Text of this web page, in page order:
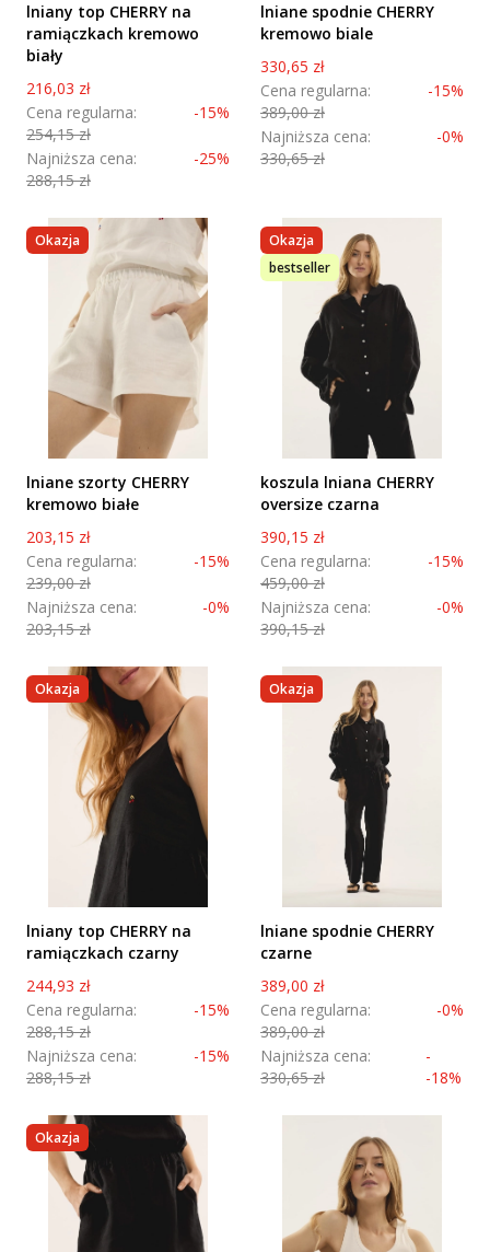
lniany top CHERRY na
ramiączkach kremowo
biały
Cena promocyjna
216,03 zł
Cena regularna:
254,15 zł
-15%
Najniższa cena:
288,15 zł
-25%
lniane spodnie CHERRY
kremowo biale
Cena promocyjna
330,65 zł
Cena regularna:
389,00 zł
-15%
Najniższa cena:
330,65 zł
-0%
Okazja
lniane szorty CHERRY
kremowo białe
Cena promocyjna
203,15 zł
Cena regularna:
239,00 zł
-15%
Najniższa cena:
203,15 zł
-0%
Okazja
bestseller
koszula lniana CHERRY
oversize czarna
Cena promocyjna
390,15 zł
Cena regularna:
459,00 zł
-15%
Najniższa cena:
390,15 zł
-0%
Okazja
lniany top CHERRY na
ramiączkach czarny
Cena promocyjna
244,93 zł
Cena regularna:
288,15 zł
-15%
Najniższa cena:
288,15 zł
-15%
Okazja
lniane spodnie CHERRY
czarne
Cena promocyjna
389,00 zł
Cena regularna:
389,00 zł
-0%
Najniższa cena:
330,65 zł
-
-18%
Okazja